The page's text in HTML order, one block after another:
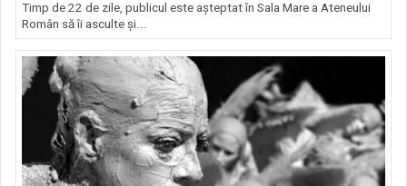
Timp de 22 de zile, publicul este așteptat în Sala Mare a Ateneului
Român să îi asculte și...